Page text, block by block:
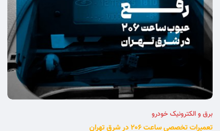
برق و الکترونیک خودرو
تعمیرات تخصصی ساعت 206 در شرق تهران